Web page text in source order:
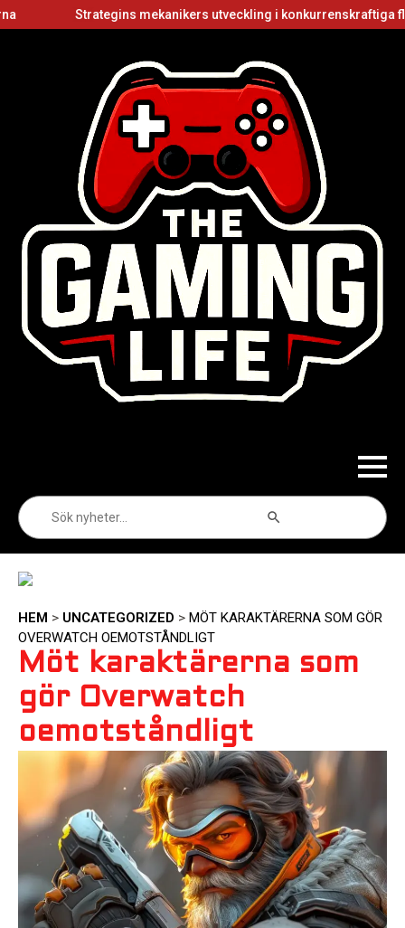
Strategins mekanikers utveckling i konkurrenskraftiga
efter:
HEM > UNCATEGORIZED > MÖT KARAKTÄRERNA SOM GÖR
OVERWATCH OEMOTSTÅNDLIGT
Möt karaktärerna som
gör Overwatch
oemotståndligt